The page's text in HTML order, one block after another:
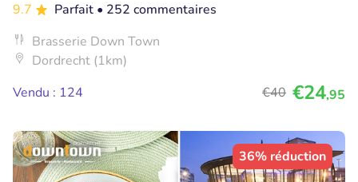
9.7
Parfait • 252 commentaires
Brasserie Down Town
Dordrecht (1km)
Vendu : 124
€40 €24,95
36% réduction